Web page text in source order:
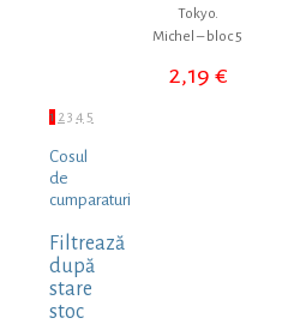
Tokyo.
Michel – bloc 5
2,19 €
1 23 4 5
Cosul
de
cumparaturi
Filtrează
după
stare
stoc